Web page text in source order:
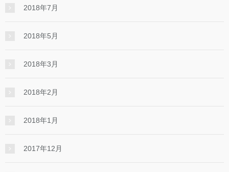
2018年7月
2018年5月
2018年3月
2018年2月
2018年1月
2017年12月